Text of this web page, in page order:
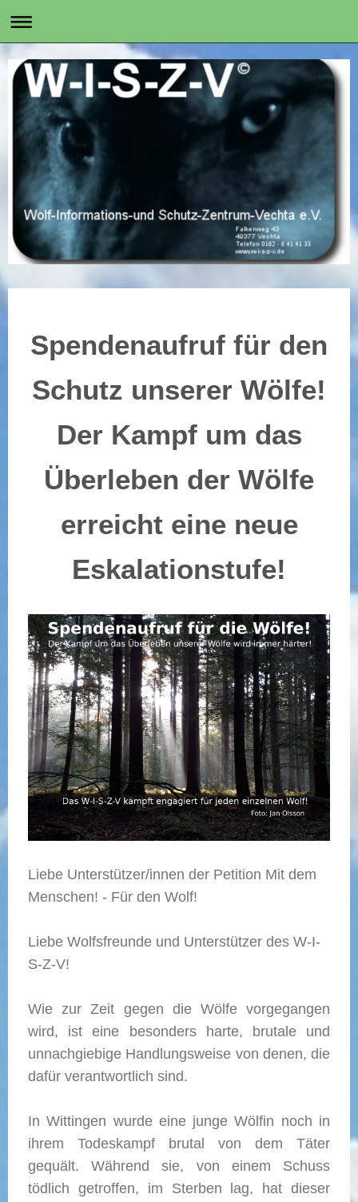
Spendenaufruf für den
Schutz unserer Wölfe!
Der Kampf um das
Überleben der Wölfe
erreicht eine neue
Eskalationstufe!
Liebe Unterstützer/innen der Petition Mit dem
Menschen! - Für den Wolf!
Liebe Wolfsfreunde und Unterstützer des W-I-
S-Z-V!
Wie zur Zeit gegen die Wölfe vorgegangen
wird, ist eine besonders harte, brutale und
unnachgiebige Handlungsweise von denen, die
dafür verantwortlich sind.
In Wittingen wurde eine junge Wölfin noch in
ihrem Todeskampf brutal von dem Täter
gequält. Während sie, von einem Schuss
tödlich getroffen, im Sterben lag, hat dieser